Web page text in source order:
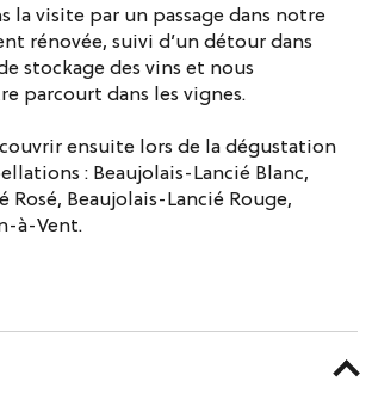
la visite par un passage dans notre
rénovée, suivi d’un détour dans
stockage des vins et nous
parcourt dans les vignes.
ensuite lors de la dégustation
: Beaujolais-Lancié Blanc,
Rosé, Beaujolais-Lancié Rouge,
à-Vent.